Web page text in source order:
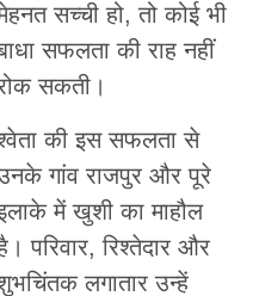
सच्ची हो, तो कोई भी
सफलता की राह नहीं
सकती।
की इस सफलता से
गांव राजपुर और पूरे
में खुशी का माहौल
परिवार, रिश्तेदार और
लगातार उन्हें